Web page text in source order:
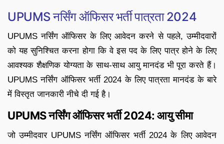
UPUMS नर्सिंग ऑफिसर भर्ती पात्रता 2024
UPUMS नर्सिंग ऑफिसर के लिए आवेदन करने से पहले, उम्मीदवारों
को यह सुनिश्चित करना होगा कि वे इस पद के लिए पात्र होने के लिए
आवश्यक शैक्षणिक योग्यता के साथ-साथ आयु मानदंड भी पूरा करते हैं।
UPUMS नर्सिंग ऑफिसर भर्ती 2024 के लिए पात्रता मानदंड के बारे
में विस्तृत जानकारी नीचे दी गई है।
UPUMS नर्सिंग ऑफिसर भर्ती 2024: आयु सीमा
जो उम्मीदवार UPUMS नर्सिंग ऑफिसर भर्ती 2024 के लिए आवेदन